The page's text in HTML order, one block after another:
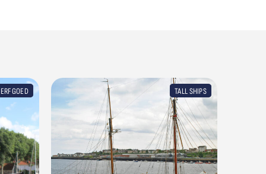
TALL SHIPS